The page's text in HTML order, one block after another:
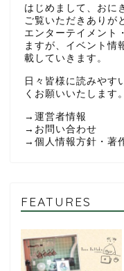
はじめまして、おに
ご覧いただきありが
エンターテイメント
ますが、イベント情
載していきます。
日々皆様に読みやす
くお願いいたします。
→ 運営者情報
→ お問い合わせ
→ 個人情報方針・著
FEATURES